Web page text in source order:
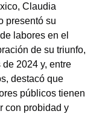
Claudia
presentó su
labores en el
de su triunfo,
2024 y, entre
destacó que
públicos tienen
con probidad y